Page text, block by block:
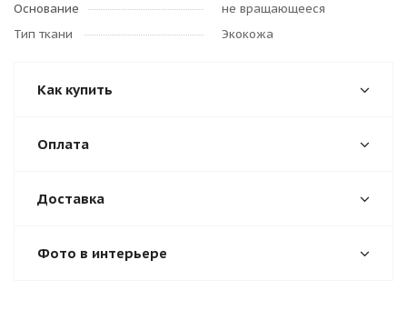
Основание
не вращающееся
Тип ткани
Экокожа
Как купить
Оплата
Доставка
Фото в интерьере